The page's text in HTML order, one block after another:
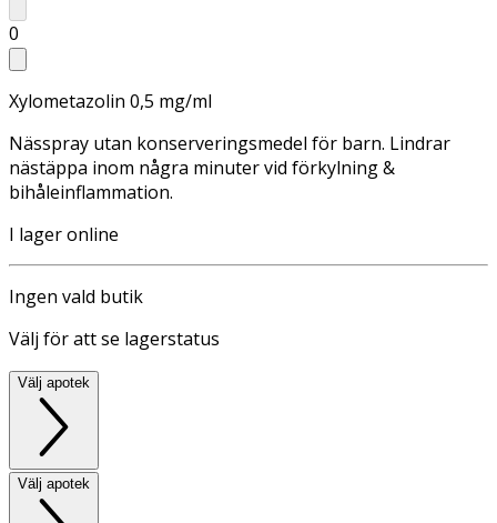
0
Xylometazolin 0,5 mg/ml
Nässpray utan konserveringsmedel för barn. Lindrar
nästäppa inom några minuter vid förkylning &
bihåleinflammation.
I lager online
Ingen vald butik
Välj för att se lagerstatus
Välj apotek
Välj apotek